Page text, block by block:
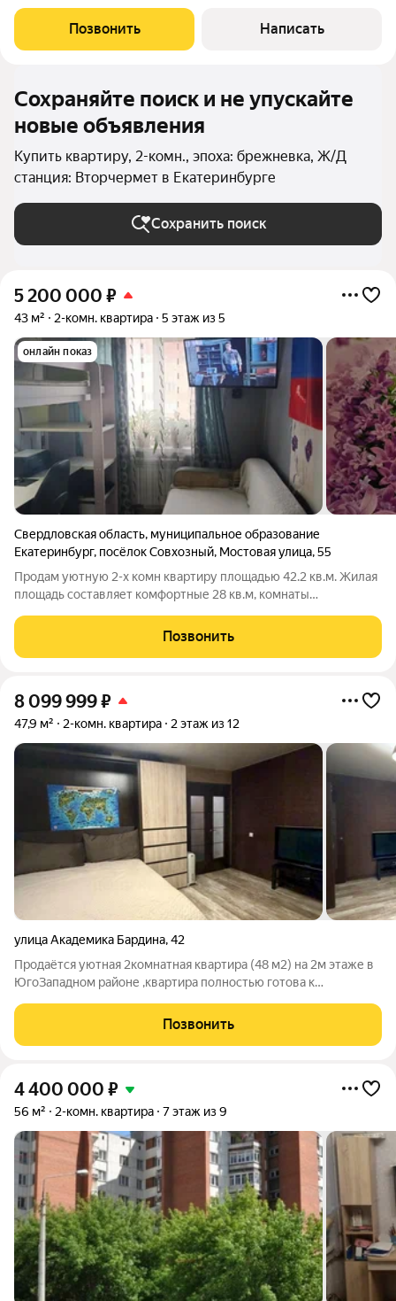
позволяет сразу въехать и жить без дополнительных
вложений. Изолированные
Позвонить Написать
Сохраняйте поиск и не упускайте
новые объявления
Купить квартиру, 2-комн., эпоха: брежневка, Ж/Д
станция: Вторчермет в Екатеринбурге
Сохранить поиск
5 200 000 ₽
43 м² 2-комн. квартира 5 этаж из 5
онлайн показ
Свердловская область, муниципальное образование
Екатеринбург, посёлок Совхозный, Мостовая улица,55
Продам уютную 2-х комн квартиру площадью 42.2 кв.м. Жилая
площадь составляет комфортные 28 кв.м, комнаты
достаточно места как для приготовления пищи, так и для
семейных ужинов. Из окон открывается
Позвонить
8 099 999₽
47,9 м² 2-комн. квартира 2 этаж из 12
улица Академика Бардина,42
Продаётся уютная 2комнатная квартира (48 м2) на 2м этаже в
ЮгоЗападном районе ,квартира полностью готова к
комфортную квартиру с качественным евроремонтом: она
полностью готова к проживанию и не
Позвонить
4 400 000 ₽
56 м² 2-комн. квартира 7 этаж из 9